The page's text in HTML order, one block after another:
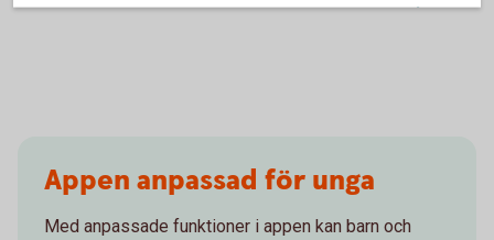
Appen anpassad för unga
Med anpassade funktioner i appen kan barn och